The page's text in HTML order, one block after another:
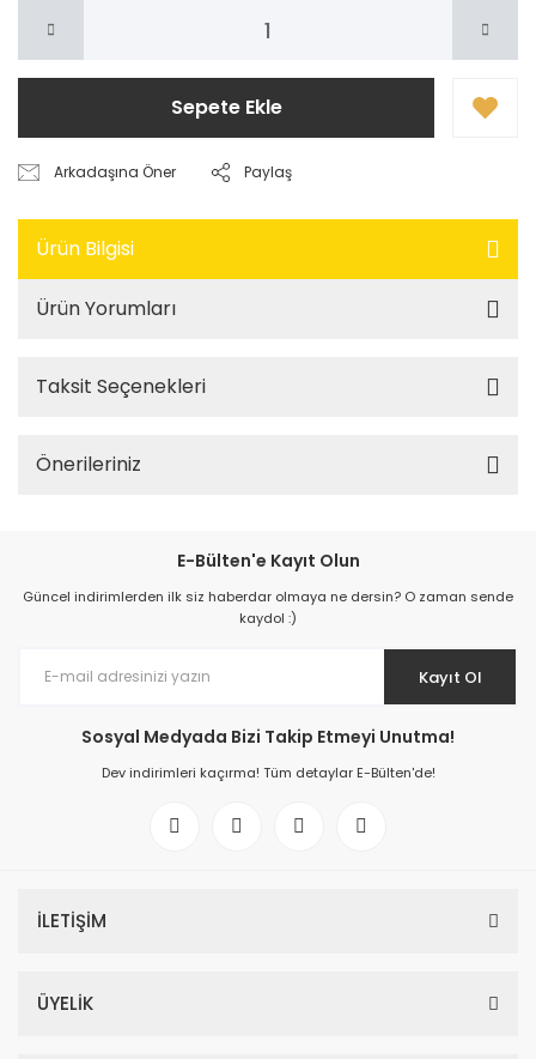
Sepete Ekle
Arkadaşına Öner Paylaş
Ürün Bilgisi
Ürün Yorumları
Taksit Seçenekleri
Önerileriniz
E-Bülten'e Kayıt Olun
Güncel indirimlerden ilk siz haberdar olmaya ne dersin? O zaman sende
kaydol :)
Kayıt Ol
Sosyal Medyada Bizi Takip Etmeyi Unutma!
Dev indirimleri kaçırma! Tüm detaylar E-Bülten'de!
İLETİŞİM
ÜYELİK